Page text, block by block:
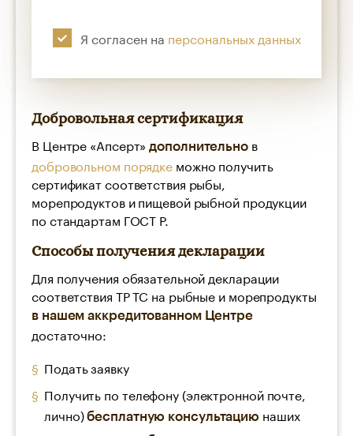
Я согласен на персональных данных
Добровольная сертификация
В Центре «Апсерт»дополнительнов
добровольном порядке можно получить
сертификат соответствия рыбы,
морепродуктов и пищевой рыбной продукции
по стандартам ГОСТ Р.
Способы получения декларации
Для получения обязательной декларации
соответствия ТР ТС на рыбные и морепродукты
в нашем аккредитованном Центре
достаточно:
Подать заявку
Получить по телефону (электронной почте,
лично)бесплатную консультацию наших